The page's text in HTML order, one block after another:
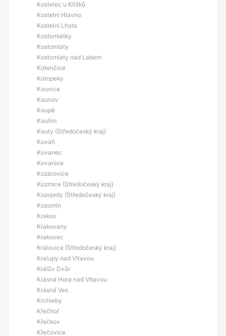
Kostelec u Křížků
Kostelní Hlavno
Kostelní Lhota
Kostomlátky
Kostomlaty
Kostomlaty nad Labem
Kotenčice
Kotopeky
Kounice
Kounov
Koupě
Kouřim
Kouty (Středočeský kraj)
Kováň
Kovanec
Kovanice
Kozárovice
Kozmice (Středočeský kraj)
Kozojedy (Středočeský kraj)
Kozomín
Krakov
Krakovany
Krakovec
Královice (Středočeský kraj)
Kralupy nad Vltavou
Králův Dvůr
Krásná Hora nad Vltavou
Krásná Ves
Krchleby
Křečhoř
Křečkov
Křečovice